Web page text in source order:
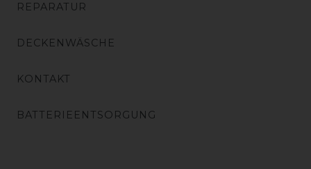
REPARATUR
DECKENWÄSCHE
KONTAKT
BATTERIEENTSORGUNG